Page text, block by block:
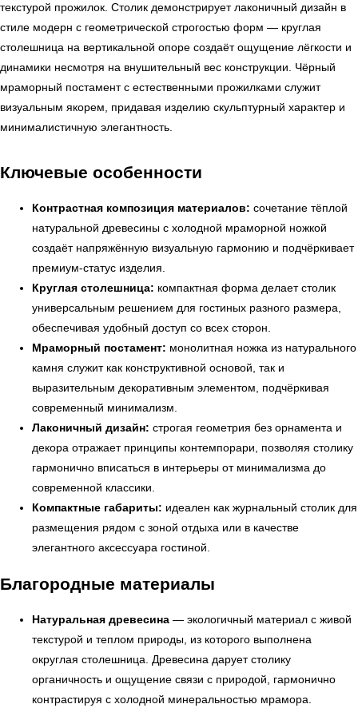
текстурой прожилок. Столик демонстрирует лаконичный дизайн в
стиле модерн с геометрической строгостью форм — круглая
столешница на вертикальной опоре создаёт ощущение лёгкости и
динамики несмотря на внушительный вес конструкции. Чёрный
мраморный постамент с естественными прожилками служит
визуальным якорем, придавая изделию скульптурный характер и
минималистичную элегантность.
Ключевые особенности
Контрастная композиция материалов: сочетание тёплой
натуральной древесины с холодной мраморной ножкой
создаёт напряжённую визуальную гармонию и подчёркивает
премиум-статус изделия.
Круглая столешница: компактная форма делает столик
универсальным решением для гостиных разного размера,
обеспечивая удобный доступ со всех сторон.
Мраморный постамент: монолитная ножка из натурального
камня служит как конструктивной основой, так и
выразительным декоративным элементом, подчёркивая
современный минимализм.
Лаконичный дизайн: строгая геометрия без орнамента и
декора отражает принципы контемпорари, позволяя столику
гармонично вписаться в интерьеры от минимализма до
современной классики.
Компактные габариты: идеален как журнальный столик для
размещения рядом с зоной отдыха или в качестве
элегантного аксессуара гостиной.
Благородные материалы
Натуральная древесина — экологичный материал с живой
текстурой и теплом природы, из которого выполнена
округлая столешница. Древесина дарует столику
органичность и ощущение связи с природой, гармонично
контрастируя с холодной минеральностью мрамора.
← Вернуться на предыдущую страницу